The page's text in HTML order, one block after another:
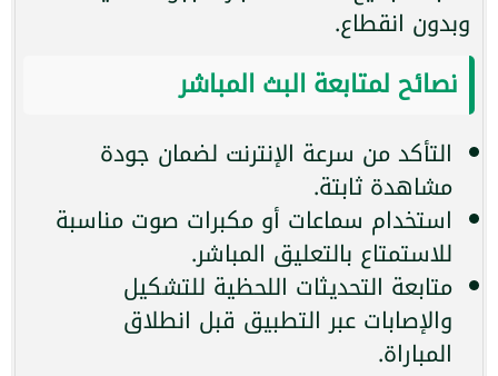
وبدون انقطاع.
نصائح لمتابعة البث المباشر
التأكد من سرعة الإنترنت لضمان جودة
مشاهدة ثابتة.
استخدام سماعات أو مكبرات صوت مناسبة
للاستمتاع بالتعليق المباشر.
متابعة التحديثات اللحظية للتشكيل
والإصابات عبر التطبيق قبل انطلاق
المباراة.